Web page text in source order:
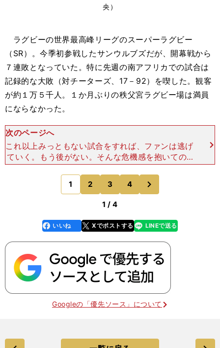
央）
ラグビーの世界最高峰リーグのスーパーラグビー
（SR）。今季初参戦したサンウルブズだが、開幕戦から
７連敗となっていた。特に先週の南アフリカでの試合は
記録的な大敗（対チーターズ、17－92）を喫した。観客
が約１万５千人。１か月ぶりの秩父宮ラグビー場は満員
にならなかった。
次のページへ
これ以上みっともない試合をすれば、ファンは逃げ
ていく。もう後がない。そんな危機感を抱いての2
3日のジャガーズ戦だった。相手も今季から初参戦
したとはいえ、昨年のワールドカップ（W杯）でベ
スト４入りしたア
1 2 3 4
のページへ
1 / 4
faceboo
k
いいね Xでポストする
line LINEで送る
Googleの「優先ソース」について